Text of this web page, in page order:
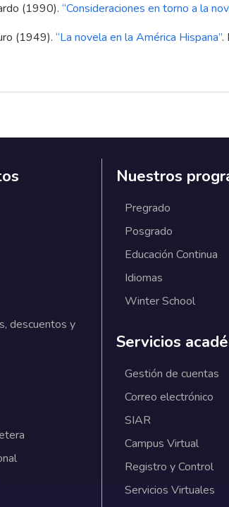
(1990). “Consideraciones en torno a la
(1949). “La novela en la América Hispana”.
descuentos y
Nuestros
Pregrado
Posgrado
Educación Continua
Idiomas
Winter School
Servicios
Gestión de cuentas
Correo electrónico
SIAR
Campus Virtual
Registro y Control
Servicios Virtuales